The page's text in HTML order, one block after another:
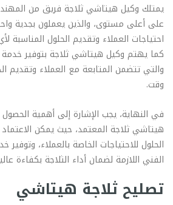
يمتلك وكيل هيتاشي ثلاجة فريق من
على أعلى مستوى، والذين يعملون بجدية
احتياجات العملاء وتقديم الحلول
كما يهتم وكيل هيتاشي ثلاجة بتوفير خدمة
والتي تتضمن المتابعة مع العملاء وتقديم
وقت.
في النهاية، يجب الإشارة إلى أهمية
هيتاشي ثلاجة المعتمد، حيث يمكن
الحلول للاحتياجات الخاصة بالعملاء، وتوفير
الفني اللازمة لضمان أداء الثلاجة بكفاءة
تصليح ثلاجة هيتاشي